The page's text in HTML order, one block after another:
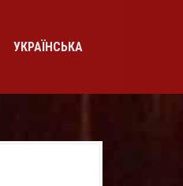
УКРАЇНСЬКА